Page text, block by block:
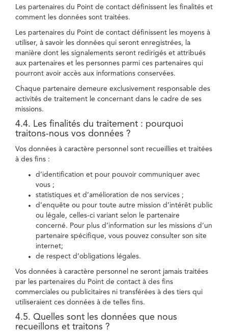
Les partenaires du Point de contact définissent les finalités et
comment les données sont traitées.
Les partenaires du Point de contact définissent les moyens à
utiliser, à savoir les données qui seront enregistrées, la
manière dont les signalements seront redirigés et attribués
aux partenaires et les personnes parmi ces partenaires qui
pourront avoir accès aux informations conservées.
Chaque partenaire demeure exclusivement responsable des
activités de traitement le concernant dans le cadre de ses
missions.
4.4. Les finalités du traitement : pourquoi
traitons-nous vos données ?
Vos données à caractère personnel sont recueillies et traitées
à des fins :
d’identification et pour pouvoir communiquer avec
vous ;
statistiques et d’amélioration de nos services ;
d’enquête ou pour toute autre mission d’intérêt public
ou légale, celles-ci variant selon le partenaire
concerné. Pour plus d’information sur les missions d’un
partenaire spécifique, vous pouvez consulter son site
internet;
de respect d’obligations légales.
Vos données à caractère personnel ne seront jamais traitées
par les partenaires du Point de contact à des fins
commerciales ou publicitaires ni transférées à des tiers qui
utiliseraient ces données à de telles fins.
4.5. Quelles sont les données que nous
recueillons et traitons ?